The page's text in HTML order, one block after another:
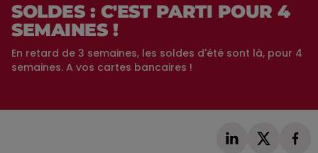
SOLDES : C'EST PARTI POUR 4
SEMAINES !
En retard de 3 semaines, les soldes d'été sont là, pour 4
semaines. A vos cartes bancaires !